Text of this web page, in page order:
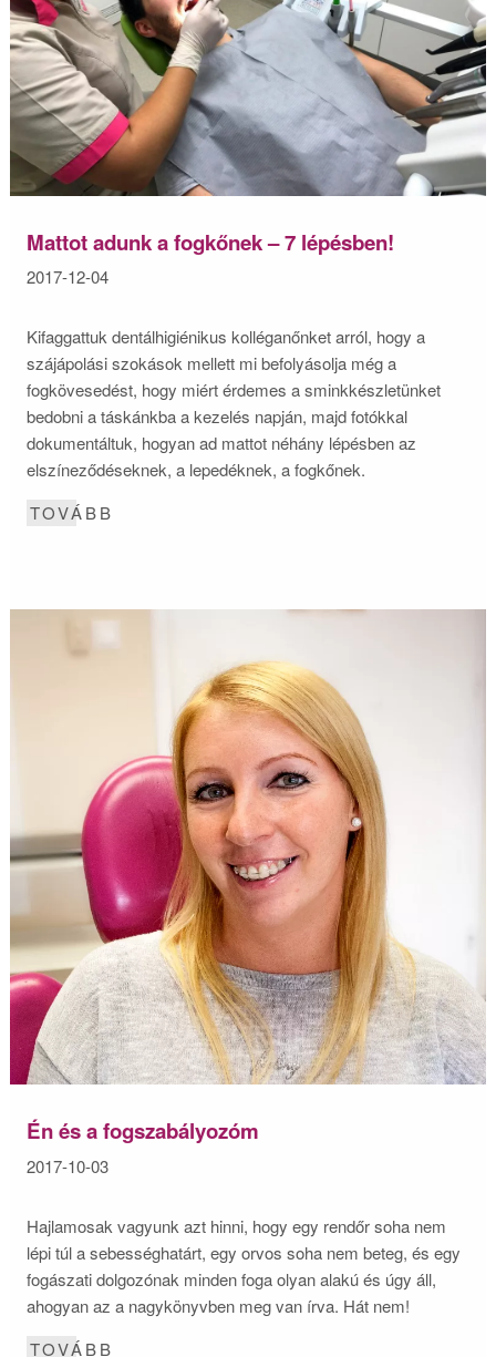
Mattot adunk a fogkőnek – 7 lépésben!
2017-12-04
Kifaggattuk dentálhigiénikus kolléganőnket arról, hogy a
szájápolási szokások mellett mi befolyásolja még a
fogkövesedést, hogy miért érdemes a sminkkészletünket
bedobni a táskánkba a kezelés napján, majd fotókkal
dokumentáltuk, hogyan ad mattot néhány lépésben az
elszíneződéseknek, a lepedéknek, a fogkőnek.
TOVÁBB
Én és a fogszabályozóm
2017-10-03
Hajlamosak vagyunk azt hinni, hogy egy rendőr soha nem
lépi túl a sebességhatárt, egy orvos soha nem beteg, és egy
fogászati dolgozónak minden foga olyan alakú és úgy áll,
ahogyan az a nagykönyvben meg van írva. Hát nem!
TOVÁBB